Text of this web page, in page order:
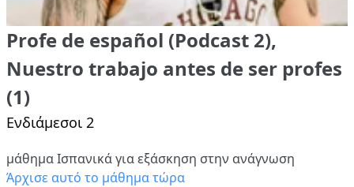
Profe de español (Podcast 2),
Nuestro trabajo antes de ser profes
(1)
Ενδιάμεσοι 2
μάθημα Ισπανικά για εξάσκηση στην ανάγνωση
Άρχισε αυτό το μάθημα τώρα